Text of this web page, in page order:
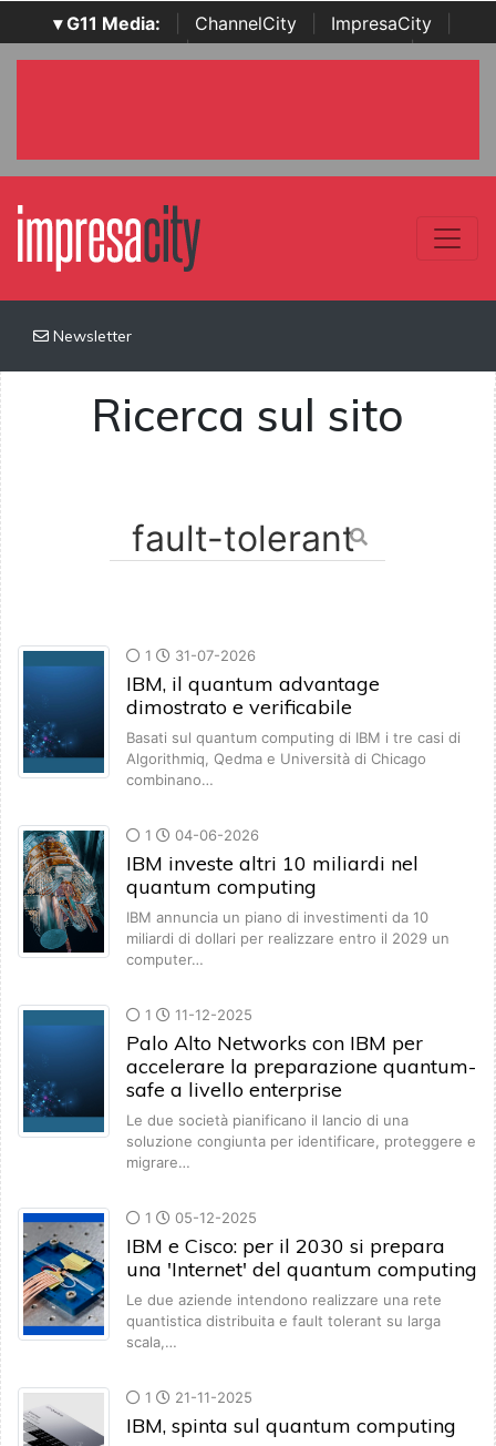
▾ G11 Media: ChannelCity ImpresaCity
SecurityOpenLab | Italian Channel Awards | Italian
Newsletter
Ricerca sul sito
1 31-07-2026
IBM, il quantum advantage
dimostrato e verificabile
Basati sul quantum computing di IBM i tre casi di
Algorithmiq, Qedma e Università di Chicago
combinano…
1 04-06-2026
IBM investe altri 10 miliardi nel
quantum computing
IBM annuncia un piano di investimenti da 10
miliardi di dollari per realizzare entro il 2029 un
computer…
1 11-12-2025
Palo Alto Networks con IBM per
accelerare la preparazione quantum-
safe a livello enterprise
Le due società pianificano il lancio di una
soluzione congiunta per identificare, proteggere e
migrare…
1 05-12-2025
IBM e Cisco: per il 2030 si prepara
una 'Internet' del quantum computing
Le due aziende intendono realizzare una rete
quantistica distribuita e fault tolerant su larga
scala,…
1 21-11-2025
IBM, spinta sul quantum computing